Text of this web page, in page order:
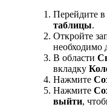
Перейдите в
таблицы.
Откройте
необходимо
В области
вкладку
Нажмите
Нажмите
выйти,